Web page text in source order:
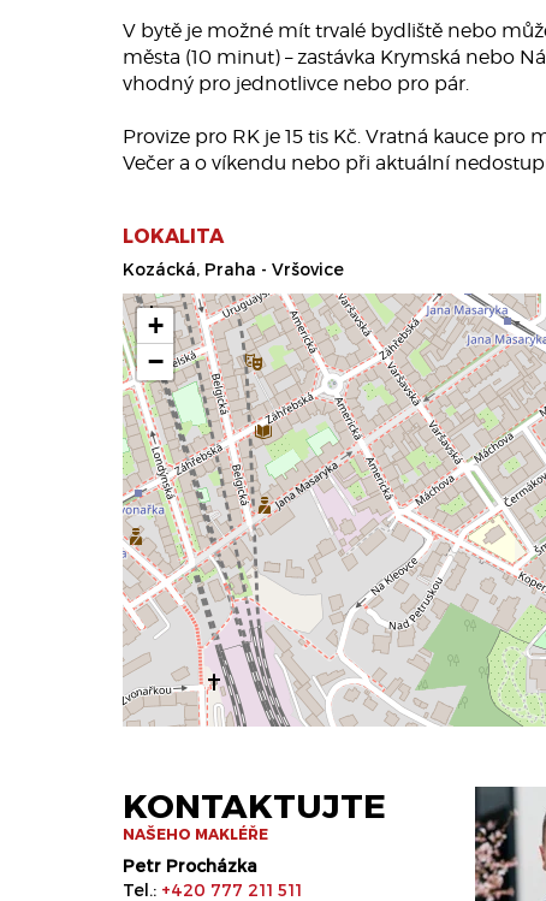
V bytě je možné mít trvalé bydliště nebo
města (10 minut) – zastávka Krymská nebo
vhodný pro jednotlivce nebo pro pár.
Provize pro RK je 15 tis Kč. Vratná kauce
Večer a o víkendu nebo při aktuální
LOKALITA
Kozácká, Praha - Vršovice
+
−
KONTAKTUJTE
NAŠEHO MAKLÉŘE
Petr Procházka
Tel.: +420 777 211 511